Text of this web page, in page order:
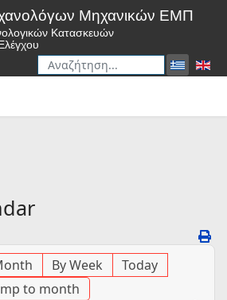
Μηχανικών ΕΜΠ
Κατασκευών
Αναζήτηση
By Week
Today
to month